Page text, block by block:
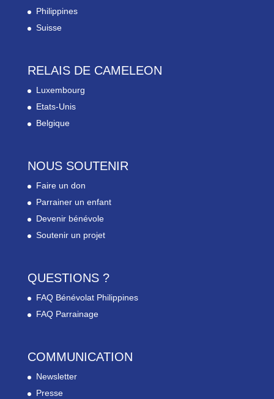
Philippines
Suisse
RELAIS DE CAMELEON
Luxembourg
Etats-Unis
Belgique
NOUS SOUTENIR
Faire un don
Parrainer un enfant
Devenir bénévole
Soutenir un projet
QUESTIONS ?
FAQ Bénévolat Philippines
FAQ Parrainage
COMMUNICATION
Newsletter
Presse